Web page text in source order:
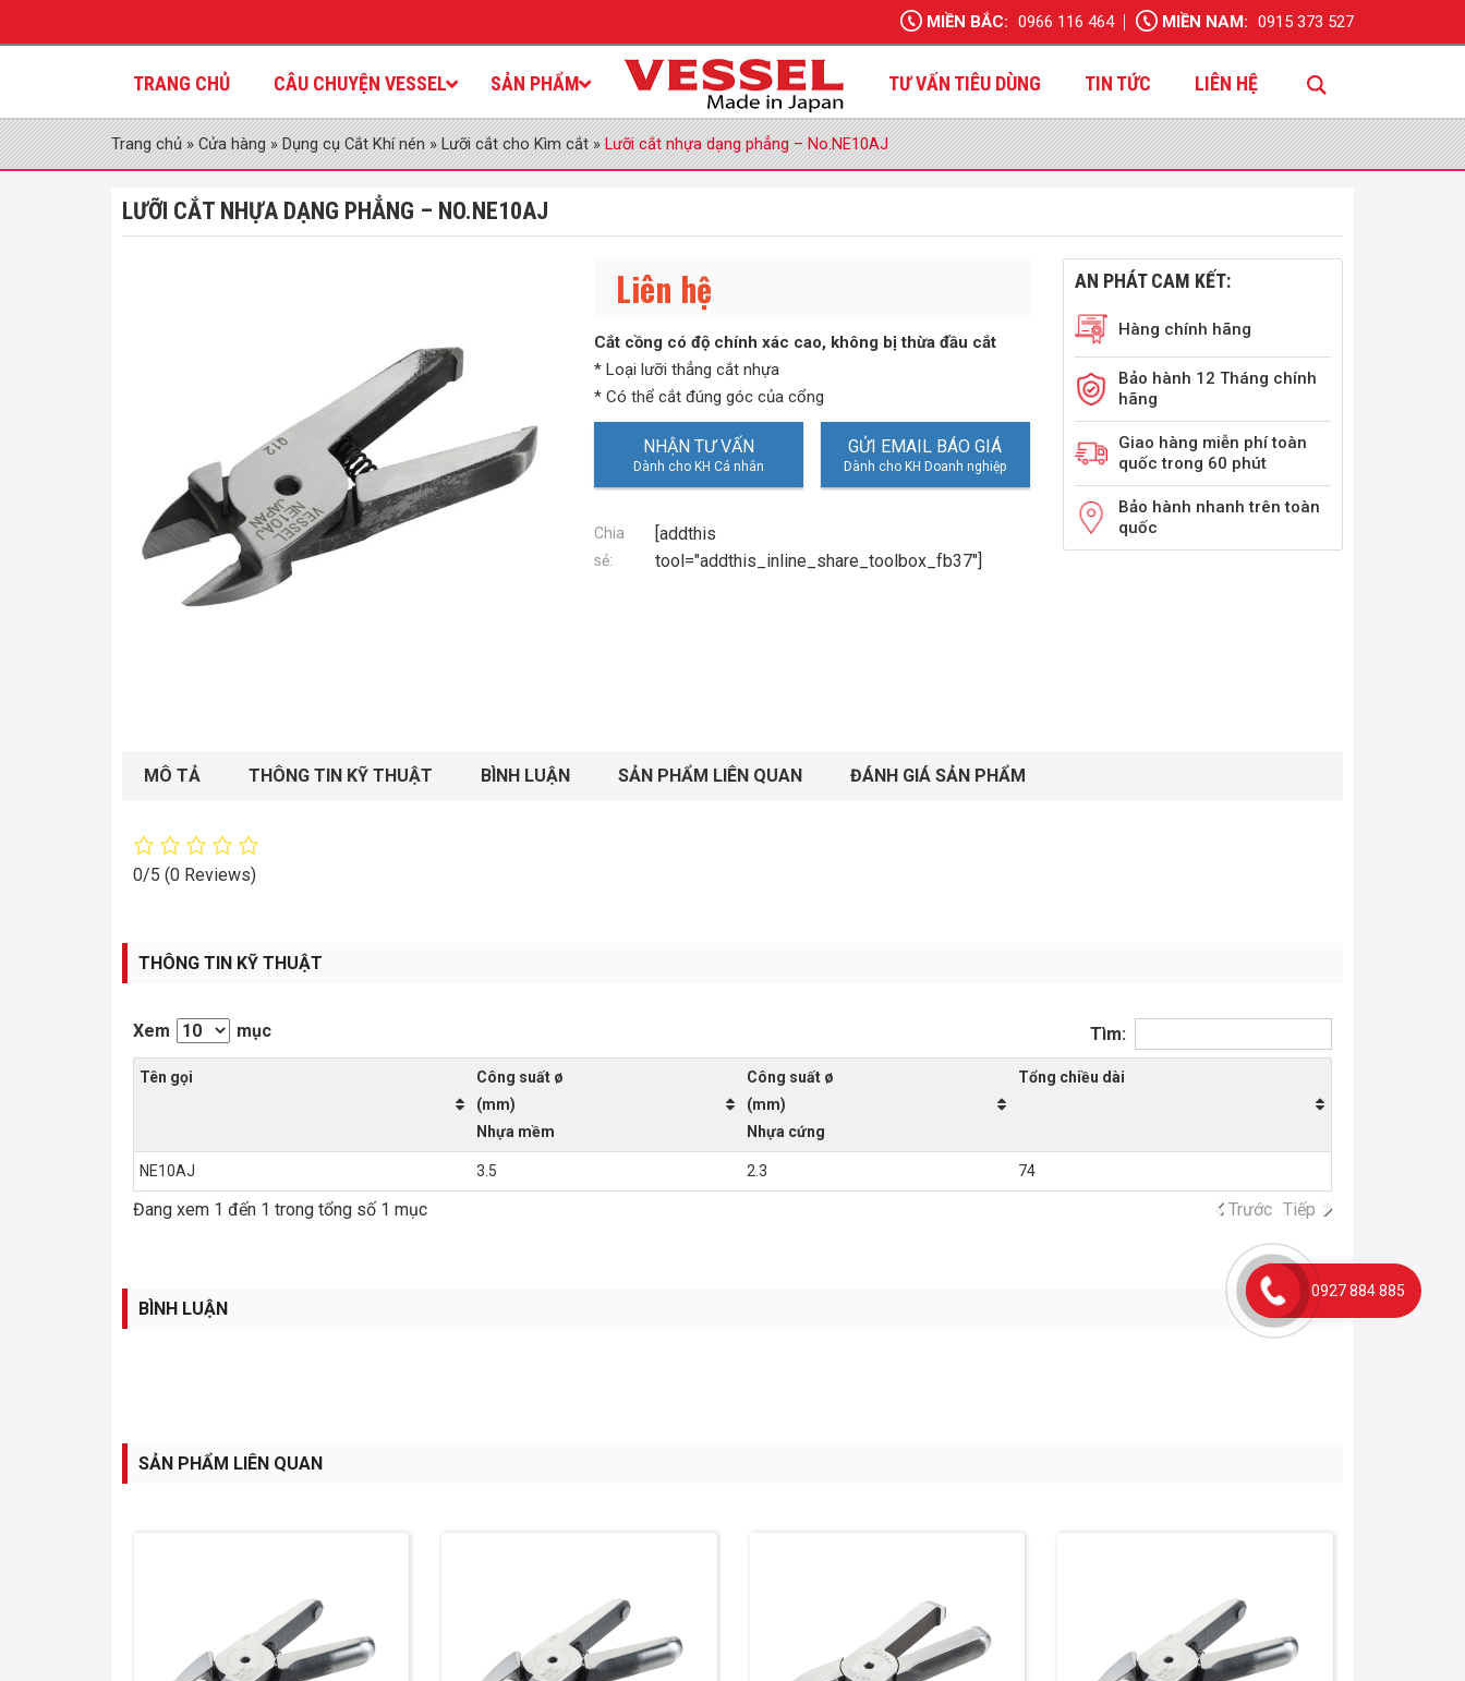
MIỀN BẮC: 0966 116 464 MIỀN NAM: 0915 373 527
TRANG CHỦ CÂU CHUYỆN VESSEL SẢN PHẨM TƯ VẤN TIÊU DÙNG TIN TỨC LIÊN HỆ
Trang chủ»Cửa hàng»Dụng cụ Cắt Khí nén»Lưỡi cắt cho Kìm cắt»Lưỡi cắt nhựa dạng phẳng – No.NE10AJ
LƯỠI CẮT NHỰA DẠNG PHẲNG – NO.NE10AJ
Liên hệ
Cắt cồng có độ chính xác cao, không bị thừa đầu cắt
* Loại lưỡi thẳng cắt nhựa
* Có thể cắt đúng góc của cổng
NHẬN TƯ VẤN GỬI EMAIL BÁO GIÁ
Chia
sẻ:
[addthis
tool="addthis_inline_share_toolbox_fb37"]
AN PHÁT CAM KẾT:
Hàng chính hãng
Bảo hành 12 Tháng chính
hãng
Giao hàng miễn phí toàn
quốc trong 60 phút
Bảo hành nhanh trên toàn
quốc
MÔ TẢ THÔNG TIN KỸ THUẬT BÌNH LUẬN SẢN PHẨM LIÊN QUAN ĐÁNH GIÁ SẢN PHẨM
0/5 (0 Reviews)
THÔNG TIN KỸ THUẬT
Xem mục Tìm:
Tên gọi
Công suất ø
(mm)
Nhựa mềm
Công suất ø
(mm)
Nhựa cứng
Tổng chiều dài
NE10AJ 3.5 2.3 74
Đang xem 1 đến 1 trong tổng số 1 mục Trước Tiếp
BÌNH LUẬN
SẢN PHẨM LIÊN QUAN
0927 884 885